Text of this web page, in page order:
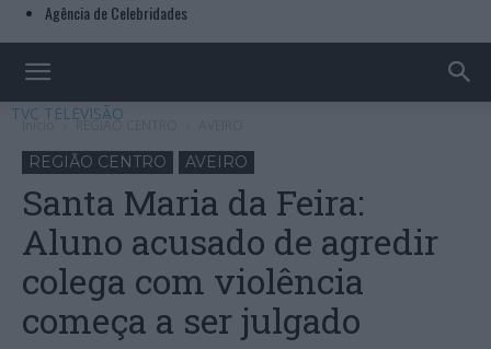
Agência de Celebridades
TVC TELEVISÃO
Início REGIÃO CENTRO
REGIÃO CENTRO AVEIRO
Santa Maria da Feira:
Aluno acusado de agredir
colega com violência
começa a ser julgado